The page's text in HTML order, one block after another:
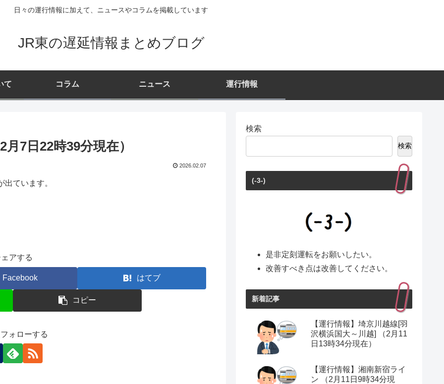
日々の運行情報に加えて、ニュースやコラムを掲載しています
JR東の遅延情報まとめブログ
て コラム ニュース 運行情報
7日22時39分現在）
2026.02.07
ています。
ェアする
Facebook はてブ
コピー
ォローする
検索
検索
(-3-)
是非定刻運転をお願いしたい。
改善すべき点は改善してください。
新着記事
【運行情報】埼京川越線[羽
沢横浜国大～川越] （2月11
日13時34分現在）
【運行情報】湘南新宿ライ
ン （2月11日9時34分現